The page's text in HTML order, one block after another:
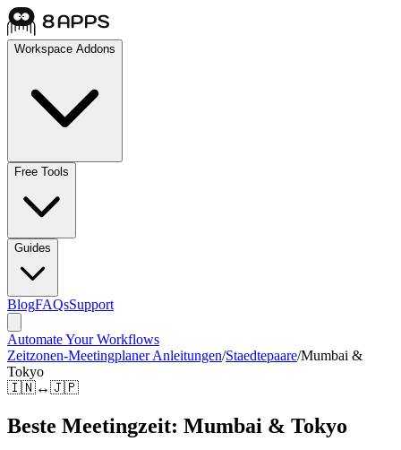
Workspace Addons
Free Tools
Guides
BlogFAQsSupport
Automate Your Workflows
Zeitzonen-Meetingplaner Anleitungen/Staedtepaare/Mumbai &
Tokyo
🇮🇳↔🇯🇵
Beste Meetingzeit: Mumbai & Tokyo